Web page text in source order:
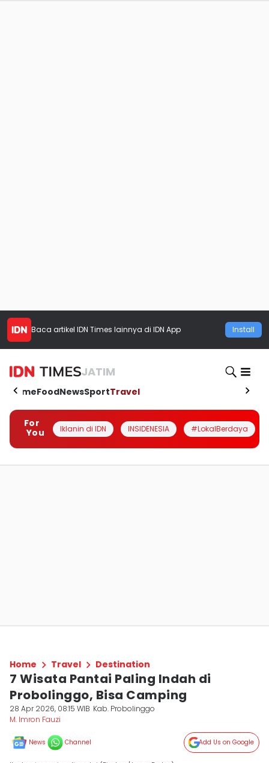
Baca artikel IDN Times lainnya di IDN App Install
JATIM
HomeFoodNewsSportTravel
For
You
Iklanin di IDN INSIDENESIA #LokalBerdaya
Home Travel Destination
7 Wisata Pantai Paling Indah di
Probolinggo, Bisa Camping
28 Apr 2026, 08:15 WIB Kab. Probolinggo
M. Imron Fauzi
News Channel Add Us on Google